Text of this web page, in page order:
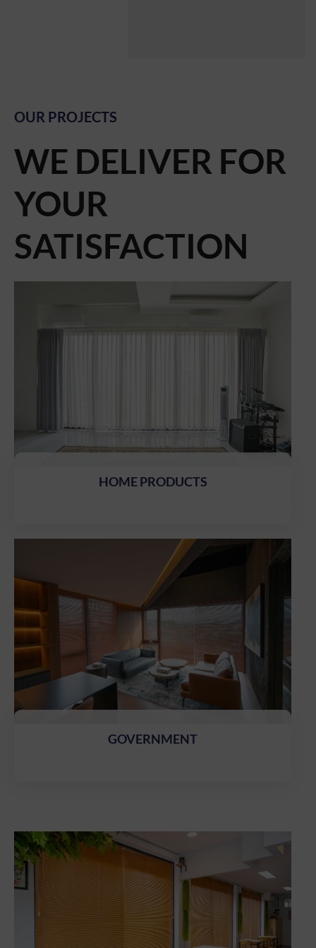
OUR PROJECTS
WE DELIVER FOR
YOUR
SATISFACTION
HOME PRODUCTS
GOVERNMENT